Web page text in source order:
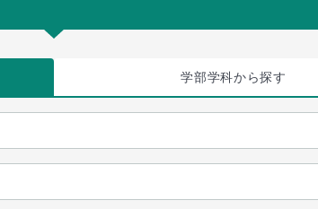
学部学科から探す